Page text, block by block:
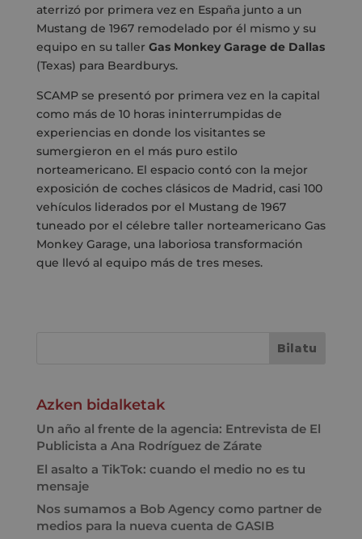
aterrizó por primera vez en España junto a un
Mustang de 1967 remodelado por él mismo y su
equipo en su taller Gas Monkey Garage de Dallas
(Texas) para Beardburys.
SCAMP se presentó por primera vez en la capital
como más de 10 horas ininterrumpidas de
experiencias en donde los visitantes se
sumergieron en el más puro estilo
norteamericano. El espacio contó con la mejor
exposición de coches clásicos de Madrid, casi 100
vehículos liderados por el Mustang de 1967
tuneado por el célebre taller norteamericano Gas
Monkey Garage, una laboriosa transformación
que llevó al equipo más de tres meses.
Azken bidalketak
Un año al frente de la agencia: Entrevista de El
Publicista a Ana Rodríguez de Zárate
El asalto a TikTok: cuando el medio no es tu
mensaje
Nos sumamos a Bob Agency como partner de
medios para la nueva cuenta de GASIB